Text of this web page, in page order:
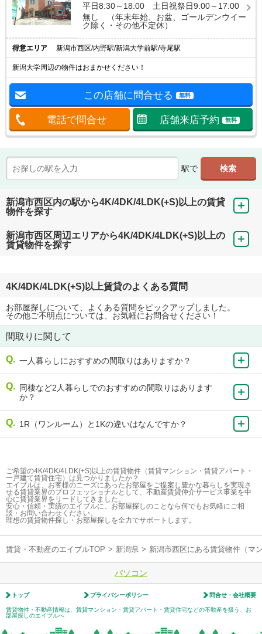
平日8:30～18:00 土日祝祭日9:00～17:00
無し （年末年始、お盆、ゴールデンウイー
ク除く・その他不定休）
得意エリア 新潟市西区/内野駅/新潟大学前駅/寺尾駅
新潟大学周辺の物件はおまかせください！
この店舗に問合せる 無料
電話で問合せ 店舗来店予約 無料
駅で
新潟市西区内の駅から4K/4DK/4LDK(+S)以上の賃貸
物件を探す
新潟市西区周辺エリアから4K/4DK/4LDK(+S)以上の
賃貸物件を探す
4K/4DK/4LDK(+S)以上賃貸のよくある質問
お部屋探しについて、よくある質問をピックアップしました。
その他ご不明点については、お気軽にお問合せください！
間取りに関して
一人暮らしにおすすめの間取りはありますか？
同棲など2人暮らしでのおすすめの間取りはあります
か？
1R（ワンルーム）と1Kの違いはなんですか？
ご希望の4K/4DK/4LDK(+S)以上の賃貸物件（賃貸マンション・賃貸アパート・
一戸建て賃貸住宅）は見つかりましたか？
エイブルは、お客様のニーズにあったお部屋をご提案し豊かな暮らしを実現さ
せる賃貸業界のプロフェッショナルとして、不動産賃貸仲介サービス事業を中
心に賃貸業界をリードしてきました。
安心・信頼・実績のエイブルに、お部屋探しのことなら何でもお気軽にご相
談・お問い合わせください。
理想の賃貸物件探し・お部屋探しを全力でサポートします。
賃貸・不動産のエイブルTOP > 新潟県 > 新潟市西区にある賃貸物件（マ
パソコン
トップ プライバシーポリシー 問合せ・会社概要
賃貸物件・不動産情報は、賃貸マンション・賃貸アパート・賃貸住宅などの不動産を扱う、お
部屋探しのエイブルへ